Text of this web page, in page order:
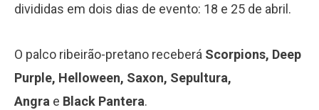
divididas em dois dias de evento: 18 e 25 de abril.
O palco ribeirão-pretano receberá Scorpions, Deep
Purple, Helloween, Saxon, Sepultura,
Angra e Black Pantera.